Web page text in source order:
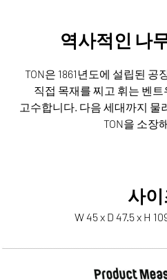
역사적인 나
TON은 1861년도에 설립된
직접 목재를 찌고 휘는 벤
고수합니다. 다음 세대까지 물
TON을 소장
사
W 45 x D 47.5 x H